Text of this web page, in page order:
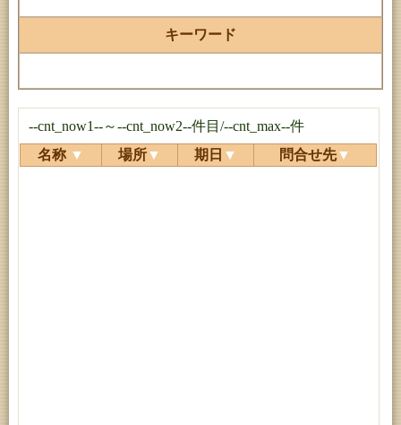
キーワード
--cnt_now1--～--cnt_now2--件目/--cnt_max--件
名称 ▼ 場所▼ 期日 ▼ 問合せ先▼